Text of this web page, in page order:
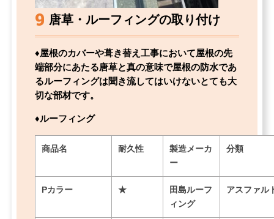
9 唐草・ルーフィングの取り付け
♦屋根のカバーや葺き替え工事において屋根の先
端部分にあたる唐草と真の意味で屋根の防水であ
るルーフィングは聞き流してはいけないとても大
切な部材です。
♦ルーフィング
商品名 耐久性
製造メーカ
ー
分類
Pカラー ★
田島ルーフ
ィング
アスファル